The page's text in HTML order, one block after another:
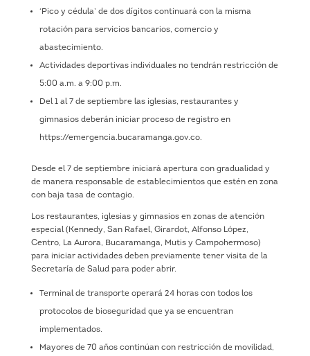
‘Pico y cédula’ de dos dígitos continuará con la misma
rotación para servicios bancarios, comercio y
abastecimiento.
Actividades deportivas individuales no tendrán restricción de
5:00 a.m. a 9:00 p.m.
Del 1 al 7 de septiembre las iglesias, restaurantes y
gimnasios deberán iniciar proceso de registro en
https://emergencia.bucaramanga.gov.co.
Desde el 7 de septiembre iniciará apertura con gradualidad y
de manera responsable de establecimientos que estén en zona
con baja tasa de contagio.
Los restaurantes, iglesias y gimnasios en zonas de atención
especial (Kennedy, San Rafael, Girardot, Alfonso López,
Centro, La Aurora, Bucaramanga, Mutis y Campohermoso)
para iniciar actividades deben previamente tener visita de la
Secretaría de Salud para poder abrir.
Terminal de transporte operará 24 horas con todos los
protocolos de bioseguridad que ya se encuentran
implementados.
Mayores de 70 años continúan con restricción de movilidad,